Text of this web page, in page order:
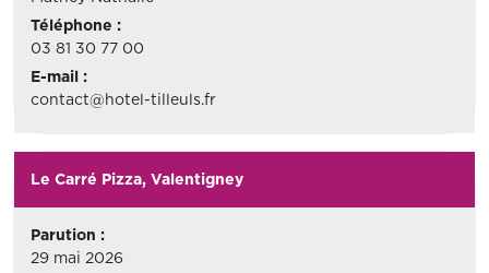
Téléphone :
03 81 30 77 00
E-mail :
contact@hotel-tilleuls.fr
Le Carré Pizza, Valentigney
Parution :
29 mai 2026